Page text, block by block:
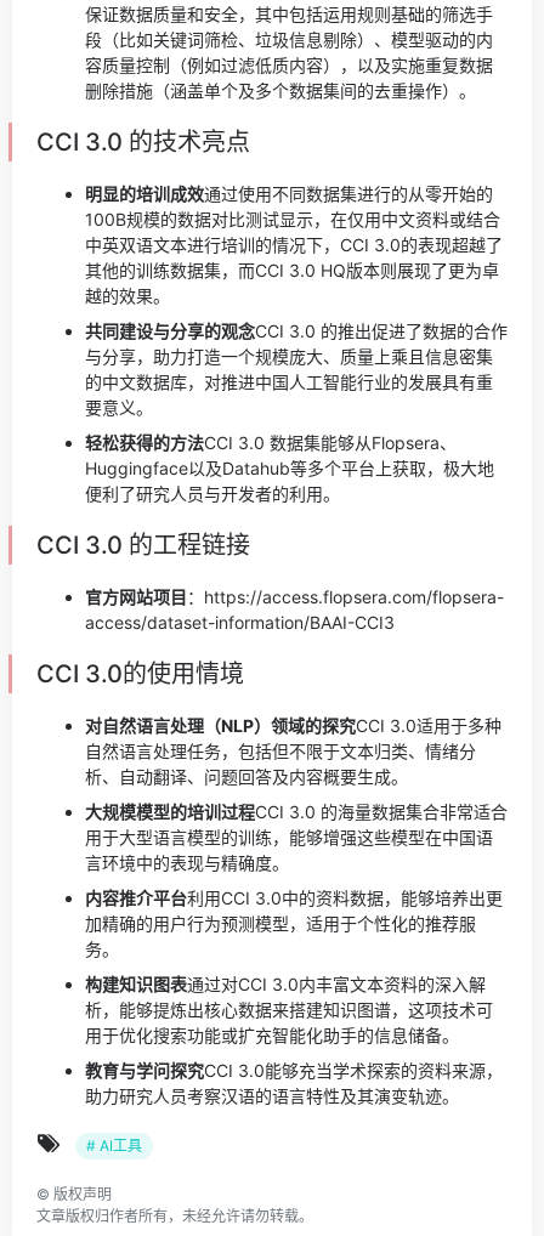
保证数据质量和安全，其中包括运用规则基础的筛选手
段（比如关键词筛检、垃圾信息剔除）、模型驱动的内
容质量控制（例如过滤低质内容），以及实施重复数据
删除措施（涵盖单个及多个数据集间的去重操作）。
CCI 3.0 的技术亮点
明显的培训成效通过使用不同数据集进行的从零开始的
100B规模的数据对比测试显示，在仅用中文资料或结合
中英双语文本进行培训的情况下，CCI 3.0的表现超越了
其他的训练数据集，而CCI 3.0 HQ版本则展现了更为卓
越的效果。
共同建设与分享的观念CCI 3.0 的推出促进了数据的合作
与分享，助力打造一个规模庞大、质量上乘且信息密集
的中文数据库，对推进中国人工智能行业的发展具有重
要意义。
轻松获得的方法CCI 3.0 数据集能够从Flopsera、
Huggingface以及Datahub等多个平台上获取，极大地
便利了研究人员与开发者的利用。
CCI 3.0 的工程链接
官方网站项目：https://access.flopsera.com/flopsera-
access/dataset-information/BAAI-CCI3
CCI 3.0的使用情境
对自然语言处理（NLP）领域的探究CCI 3.0适用于多种
自然语言处理任务，包括但不限于文本归类、情绪分
析、自动翻译、问题回答及内容概要生成。
大规模模型的培训过程CCI 3.0 的海量数据集合非常适合
用于大型语言模型的训练，能够增强这些模型在中国语
言环境中的表现与精确度。
内容推介平台利用CCI 3.0中的资料数据，能够培养出更
加精确的用户行为预测模型，适用于个性化的推荐服
务。
构建知识图表通过对CCI 3.0内丰富文本资料的深入解
析，能够提炼出核心数据来搭建知识图谱，这项技术可
用于优化搜索功能或扩充智能化助手的信息储备。
教育与学问探究CCI 3.0能够充当学术探索的资料来源，
助力研究人员考察汉语的语言特性及其演变轨迹。
# AI工具
© 版权声明
文章版权归作者所有，未经允许请勿转载。